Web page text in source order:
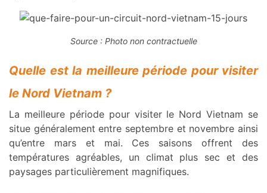
Source : Photo non contractuelle
Quelle est la meilleure période pour visiter
le Nord Vietnam ?
La meilleure période pour visiter le Nord Vietnam se
situe généralement entre septembre et novembre ainsi
qu’entre mars et mai. Ces saisons offrent des
températures agréables, un climat plus sec et des
paysages particulièrement magnifiques.